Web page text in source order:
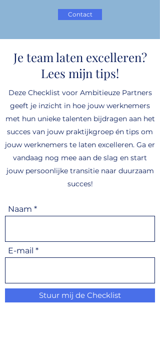
Contact
Je team laten excelleren?
Lees mijn tips!
Deze Checklist voor Ambitieuze Partners
geeft je inzicht in hoe jouw werknemers
met hun unieke talenten bijdragen aan het
succes van jouw praktijkgroep én tips om
jouw werknemers te laten excelleren. Ga er
vandaag nog mee aan de slag en start
jouw persoonlijke transitie naar duurzaam
succes!
Naam
E-mail
Stuur mij de Checklist